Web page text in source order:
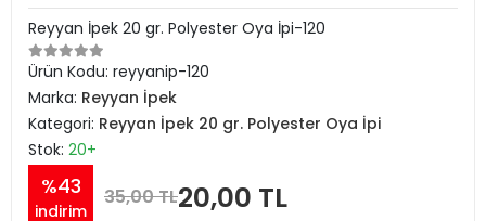
Reyyan İpek 20 gr. Polyester Oya İpi-120
Ürün Kodu: reyyanip-120
Marka: Reyyan İpek
Kategori: Reyyan İpek 20 gr. Polyester Oya İpi
Stok: 20+
%43
indirim
35,00 TL20,00 TL